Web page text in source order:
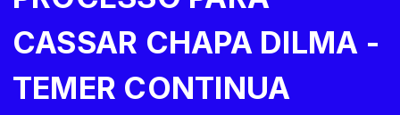
CASSAR CHAPA DILMA -
TEMER CONTINUA